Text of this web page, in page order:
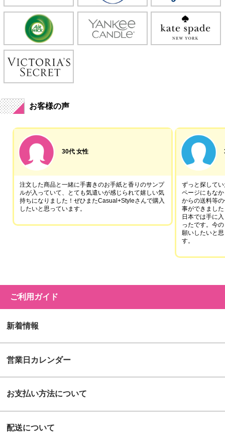
お客様の声
30代 女性
注文した商品と一緒に手書きのお手紙と香りのサンプ
ルが入っていて、とても気遣いが感じられて嬉しい気
持ちになりました！ぜひまたCasual+Styleさんで購入
したいと思っています。
ずっと探して
ページにもな
からの送料等
事ができました
日本では手に
ったです。今
願いしたいと
す。
ご利用ガイド
新着情報
営業日カレンダー
お支払い方法について
配送について